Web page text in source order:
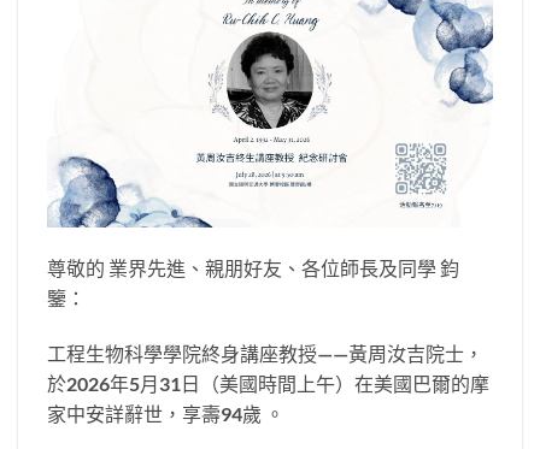
尊敬的 業界先進、親朋好友、各位師長及同學 鈞
鑒：
工程生物科學學院終身講座教授——黃周汝吉院士，
於2026年5月31日（美國時間上午）在美國巴爾的摩
家中安詳辭世，享壽94歲 。